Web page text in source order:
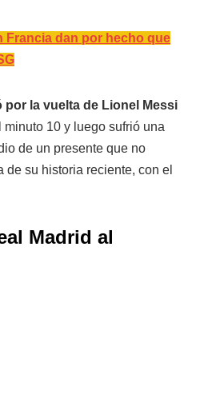
Francia dan por hecho que
por la vuelta de Lionel Messi
10 y luego sufrió una
de un presente que no
de su historia reciente, con el
Madrid al